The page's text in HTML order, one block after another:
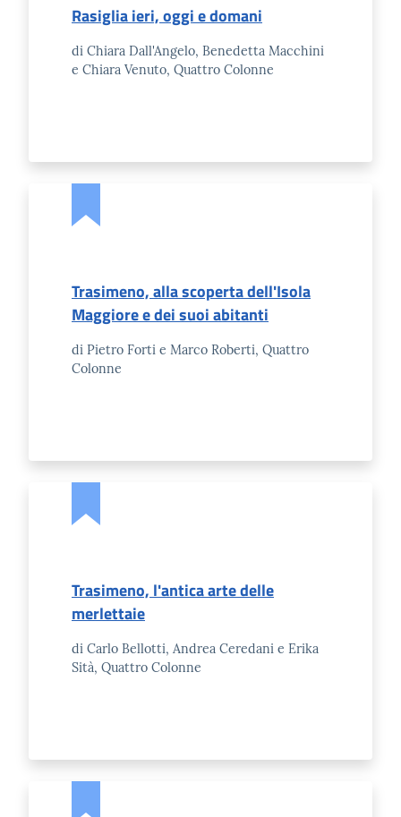
l'Impresa e il
territorio
Rasiglia ieri, oggi e domani
di Chiara Dall'Angelo, Benedetta Macchini
e Chiara Venuto, Quattro Colonne
Trasimeno, alla scoperta dell'Isola
Maggiore e dei suoi abitanti
di Pietro Forti e Marco Roberti, Quattro
Colonne
Trasimeno, l'antica arte delle
merlettaie
di Carlo Bellotti, Andrea Ceredani e Erika
Sità, Quattro Colonne